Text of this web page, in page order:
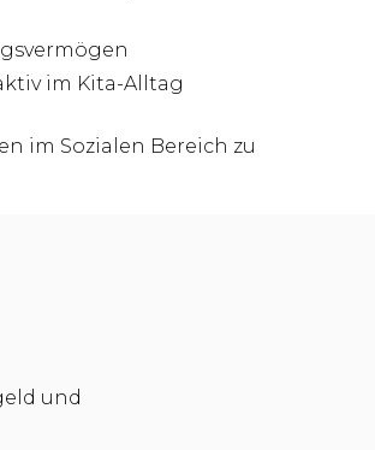
im Kita-Alltag
im Sozialen Bereich zu
und